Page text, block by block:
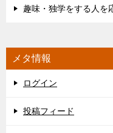
趣味・独学をする人を
メタ情報
ログイン
投稿フィード